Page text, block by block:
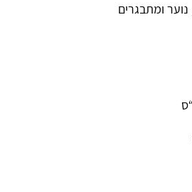
ומתבגרים